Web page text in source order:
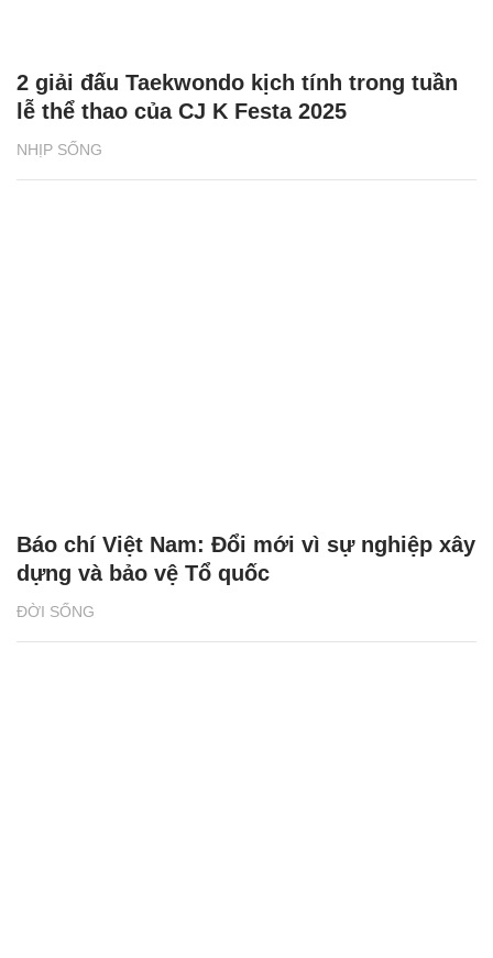
NHỊP SỐNG
2 giải đấu Taekwondo kịch tính trong tuần
lễ thể thao của CJ K Festa 2025
ĐỜI SỐNG
Báo chí Việt Nam: Đổi mới vì sự nghiệp xây
dựng và bảo vệ Tổ quốc